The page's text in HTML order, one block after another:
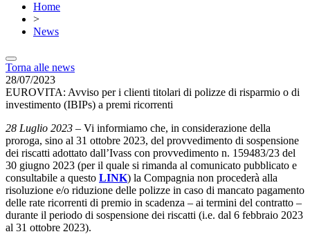
Home
>
News
Torna alle news
28/07/2023
EUROVITA: Avviso per i clienti titolari di polizze di risparmio o di
investimento (IBIPs) a premi ricorrenti
28 Luglio 2023 – Vi informiamo che, in considerazione della
proroga, sino al 31 ottobre 2023, del provvedimento di sospensione
dei riscatti adottato dall’Ivass con provvedimento n. 159483/23 del
30 giugno 2023 (per il quale si rimanda al comunicato pubblicato e
consultabile a questo LINK) la Compagnia non procederà alla
risoluzione e/o riduzione delle polizze in caso di mancato pagamento
delle rate ricorrenti di premio in scadenza – ai termini del contratto –
durante il periodo di sospensione dei riscatti (i.e. dal 6 febbraio 2023
al 31 ottobre 2023).